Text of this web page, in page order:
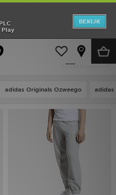
Play
BEKIJK
Essentials
adidas Originals Ozweego adidas